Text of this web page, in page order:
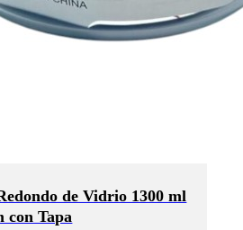
de Vidrio 1300 ml
con Tapa